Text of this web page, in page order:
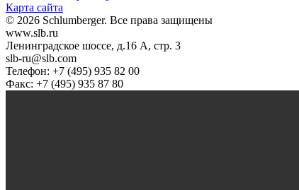
Карта сайта
© 2026 Schlumberger. Все права защищены
www.slb.ru
Ленинградское шоссе, д.16 А, стр. 3
slb-ru@slb.com
Телефон: +7 (495) 935 82 00
Факс: +7 (495) 935 87 80